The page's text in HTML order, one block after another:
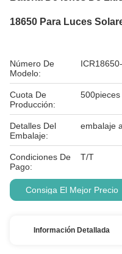
18650 Para Luces
Número De
Modelo:
Cuota De
Producción:
500pieces
Detalles Del
Embalaje:
embalaje
Condiciones De
Pago:
T/T
Consiga El Mejor Precio
Información Detallada